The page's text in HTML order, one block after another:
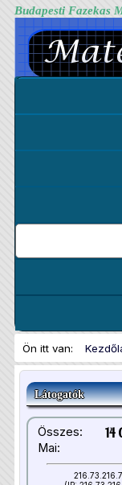
Budapesti Fazekas
Ön itt van:
Látogatók
Összes: 14
Mai: